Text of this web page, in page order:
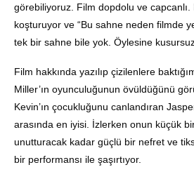
görebiliyoruz. Film dopdolu ve capcanlı.
koşturuyor ve “Bu sahne neden filmde
tek bir sahne bile yok. Öylesine
Film hakkında yazılıp çizilenlere
Miller’ın oyunculuğunun övüldüğünü
Kevin’ın çocukluğunu canlandıran
arasında en iyisi. İzlerken onun küçük
unutturacak kadar güçlü bir nefret ve
bir performansı ile şaşırtıyor.